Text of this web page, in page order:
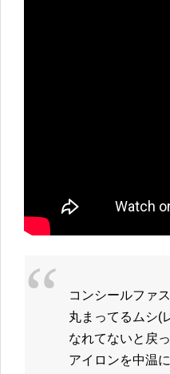
コンシールファ
丸まってるムシ(
なれてないと戻
アイロンを中温